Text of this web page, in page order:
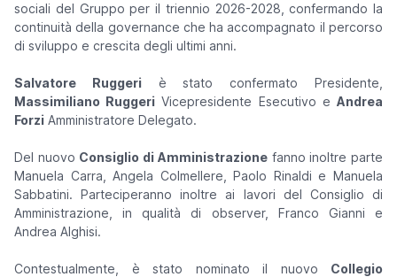
sociali del Gruppo per il triennio 2026-2028, confermando la
continuità della governance che ha accompagnato il percorso
di sviluppo e crescita degli ultimi anni.
Salvatore Ruggeriè stato confermato Presidente,
Massimiliano Ruggeri Vicepresidente Esecutivo eAndrea
Forzi Amministratore Delegato.
Del nuovo Consiglio di Amministrazionefanno inoltre parte
Manuela Carra, Angela Colmellere, Paolo Rinaldi e Manuela
Sabbatini. Parteciperanno inoltre ai lavori del Consiglio di
Amministrazione, in qualità di observer, Franco Gianni e
Andrea Alghisi.
Contestualmente, è stato nominato il nuovo Collegio